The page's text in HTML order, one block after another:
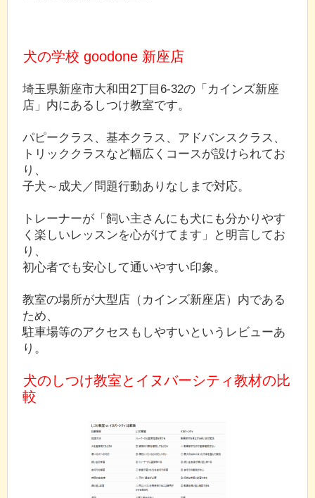
犬の学校 goodone 新座店
埼玉県新座市大和田2丁目6-32の「カインズ新座
店」内にあるしつけ教室です。
パピークラス、基本クラス、アドバンスクラス、
トリッククラスなど幅広くコースが設けられてお
り、
子犬～成犬／問題行動ありなしまで対応。
トレーナーが「飼い主さんにも犬にも分かりやす
く楽しいレッスンを心がけてます」と明言してお
り、
初心者でも安心して通いやすい印象。
教室の場所が大型店（カインズ新座店）内である
ため、
駐車場等のアクセスもしやすいというレビューあ
り。
犬のしつけ教室とイヌバーシティ教材の比
較